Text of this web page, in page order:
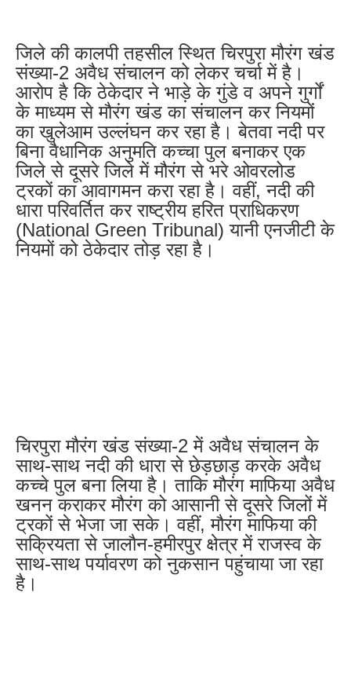
जिले की कालपी तहसील स्थित चिरपुरा मौरंग खंड
संख्या-2 अवैध संचालन को लेकर चर्चा में है।
आरोप है कि ठेकेदार ने भाड़े के गुंडे व अपने गुर्गों
के माध्यम से मौरंग खंड का संचालन कर नियमों
का खुलेआम उल्लंघन कर रहा है। बेतवा नदी पर
बिना वैधानिक अनुमति कच्चा पुल बनाकर एक
जिले से दूसरे जिले में मौरंग से भरे ओवरलोड
ट्रकों का आवागमन करा रहा है। वहीं, नदी की
धारा परिवर्तित कर राष्ट्रीय हरित प्राधिकरण
(National Green Tribunal) यानी एनजीटी के
नियमों को ठेकेदार तोड़ रहा है।
चिरपुरा मौरंग खंड संख्या-2 में अवैध संचालन के
साथ-साथ नदी की धारा से छेड़छाड़ करके अवैध
कच्चे पुल बना लिया है। ताकि मौरंग माफिया अवैध
खनन कराकर मौरंग को आसानी से दूसरे जिलों में
ट्रकों से भेजा जा सके। वहीं, मौरंग माफिया की
सक्रियता से जालौन-हमीरपुर क्षेत्र में राजस्व के
साथ-साथ पर्यावरण को नुकसान पहुंचाया जा रहा
है।